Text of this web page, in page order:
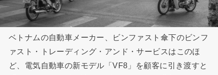
ベトナムの自動車メーカー、ビンファスト傘下のビンフ
ァスト・トレーディング・アンド・サービスはこのほ
ど、電気自動車の新モデル「VF8」を顧客に引き渡すと